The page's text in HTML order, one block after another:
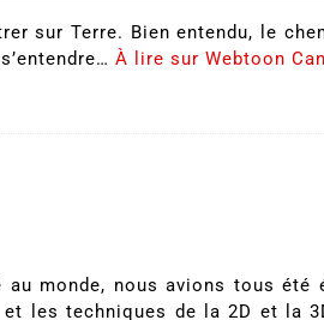
sur Terre. Bien entendu, le
À lire sur Webtoon
au monde, nous avions tous été
les techniques de la 2D et la